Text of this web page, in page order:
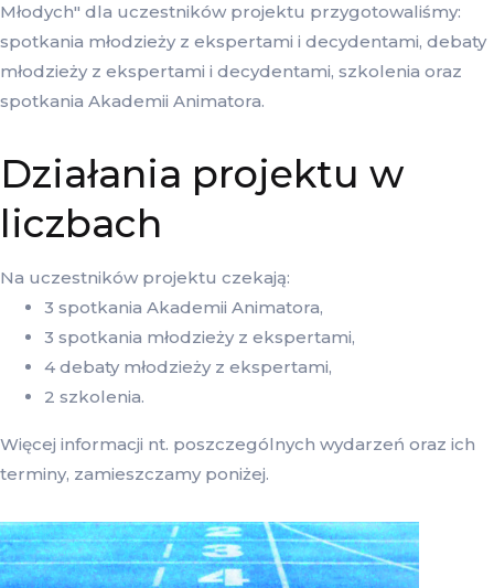
Młodych" dla uczestników projektu przygotowaliśmy:
spotkania młodzieży z ekspertami i decydentami, debaty
młodzieży z ekspertami i decydentami, szkolenia oraz
spotkania Akademii Animatora.
Działania projektu w
liczbach
Na uczestników projektu czekają:
3 spotkania Akademii Animatora,
3 spotkania młodzieży z ekspertami,
4 debaty młodzieży z ekspertami,
2 szkolenia.
Więcej informacji nt. poszczególnych wydarzeń oraz ich
terminy, zamieszczamy poniżej.